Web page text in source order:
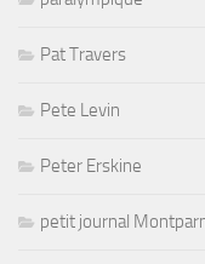
Pat Travers
Pete Levin
Peter Erskine
petit journal